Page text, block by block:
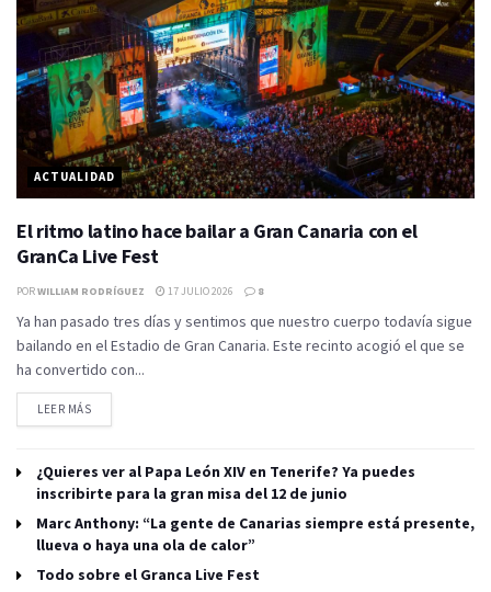
ACTUALIDAD
El ritmo latino hace bailar a Gran Canaria con el
GranCa Live Fest
PORWILLIAM RODRÍGUEZ 17 JULIO 2026 8
Ya han pasado tres días y sentimos que nuestro cuerpo todavía sigue
bailando en el Estadio de Gran Canaria. Este recinto acogió el que se
ha convertido con...
LEER MÁS
¿Quieres ver al Papa León XIV en Tenerife? Ya puedes
inscribirte para la gran misa del 12 de junio
Marc Anthony: “La gente de Canarias siempre está presente,
llueva o haya una ola de calor”
Todo sobre el Granca Live Fest